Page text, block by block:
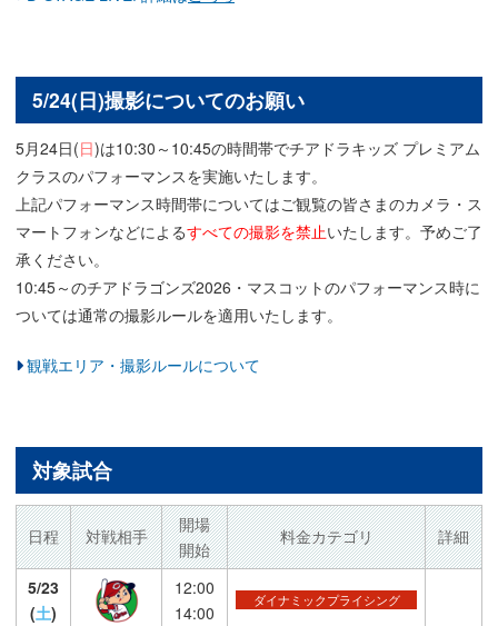
5/24(日)撮影についてのお願い
5月24日(日)は10:30～10:45の時間帯でチアドラキッズ プレミアム
クラスのパフォーマンスを実施いたします。
上記パフォーマンス時間帯についてはご観覧の皆さまのカメラ・ス
マートフォンなどによるすべての撮影を禁止いたします。予めご了
承ください。
10:45～のチアドラゴンズ2026・マスコットのパフォーマンス時に
ついては通常の撮影ルールを適用いたします。
観戦エリア・撮影ルールについて
対象試合
日程 対戦相手
開場
開始
料金カテゴリ 詳細
5/23
(土)
12:00
14:00
ダイナミックプライシング